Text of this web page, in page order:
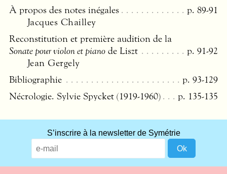
À propos des notes inégales
p. 89-91
Jacques Chailley
Reconstitution et première audition de la
Sonate pour violon et piano de Liszt
p. 91-92
Jean Gergely
Bibliographie
p. 93-129
Nécrologie. Sylvie Spycket (1919-1960)
p. 135-135
S’inscrire à la newsletter de Symétrie